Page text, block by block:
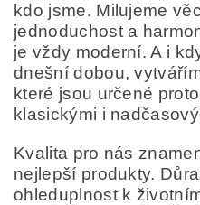
kdo jsme. Milujeme
jednoduchost a
je vždy moderní. A i
dnešní dobou,
které jsou určené
klasickými i
Kvalita pro nás
nejlepší produkty.
ohleduplnost k